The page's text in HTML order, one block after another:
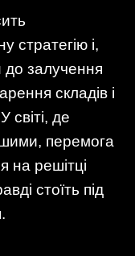
стратегію і,
до залучення
складів і
світі, де
перемога
на решітці
стоїть під